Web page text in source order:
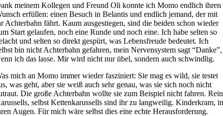
meinem Kollegen und Freund Oli konnte ich Momo endlich ihren
erfüllen: einen Besuch in Belantis und endlich jemand, der mit
Achterbahn fährt. Kaum ausgestiegen, sind die beiden schon wieder
Start gelaufen, noch eine Runde und noch eine. Ich habe selten so
und selten so direkt gespürt, was Lebensfreude bedeutet.Ich
bin nicht Achterbahn gefahren, mein Nervensystem sagt “Danke”,
ich das lasse. Mir wird nicht nur übel, sondern auch schwindlig.
mich an Momo immer wieder fasziniert: Sie mag es wild, sie testet
was geht, aber sie weiß auch sehr genau, was sie sich noch nicht
Die große Achterbahn wollte sie zum Beispiel nicht fahren.
selbst Kettenkarussells sind ihr zu langweilig. Kinderkram,
Augen. Für mich wäre selbst dies eine echte Herausforderung.